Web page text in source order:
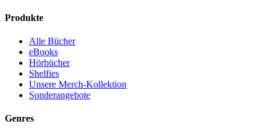
Produkte
Alle Bücher
eBooks
Hörbücher
Shelfies
Unsere Merch-Kollektion
Sonderangebote
Genres